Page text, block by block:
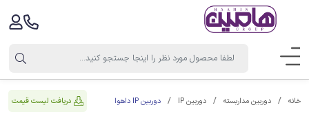
خانه دوربین مداربسته دوربین IP دوربین IP داهوا دریافت لیست قیمت